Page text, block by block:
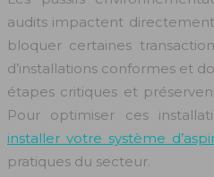
audits impactent
bloquer certaines
d’installations conformes et
étapes critiques et
Pour optimiser ces
installer votre système
pratiques du secteur.